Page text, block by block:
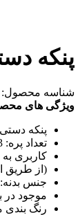
پنکه
شناسه محصول:
ویژگی های
پنکه
تعداد پره: 3 عدد
کاربری
(از طریق
جنس
موجود در بیش از 5
رنگ بندی